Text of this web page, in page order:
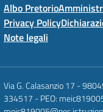
Albo Pretorio
Privacy Policy
Note legali
Via G. Calasanzio 17 -
334517 - PEO: